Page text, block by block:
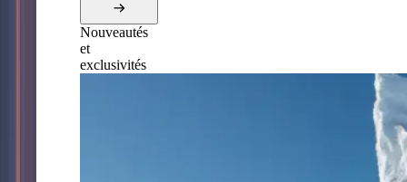
Nouveautés
et
exclusivités